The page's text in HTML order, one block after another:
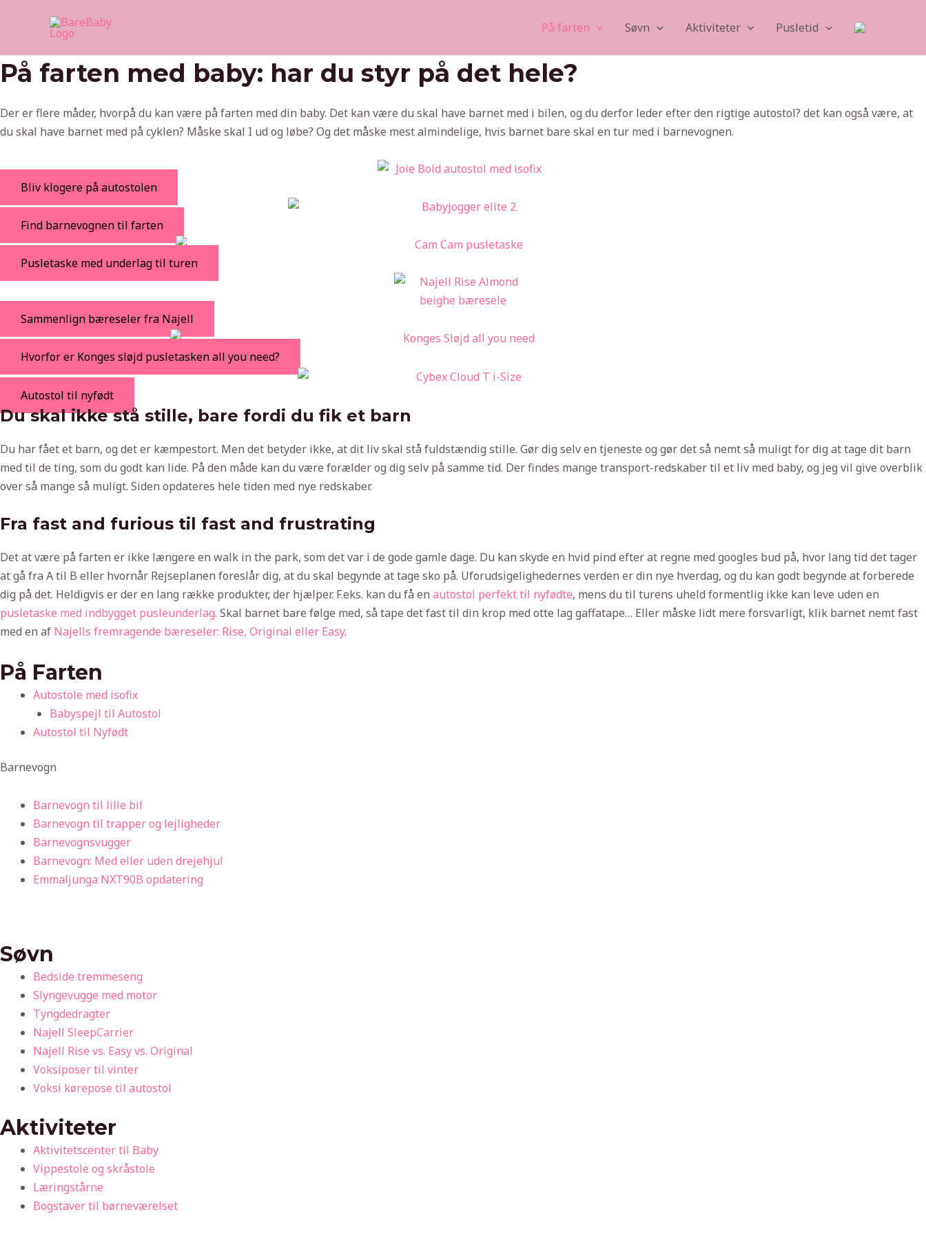
På farten Søvn Aktiviteter Pusletid
På farten med baby: har du styr på det hele?
Der er flere måder, hvorpå du kan være på farten med din baby. Det kan være du skal have barnet med i bilen, og du derfor leder efter den rigtige autostol? det kan også være, at
du skal have barnet med på cyklen? Måske skal I ud og løbe? Og det måske mest almindelige, hvis barnet bare skal en tur med i barnevognen.
Bliv klogere på autostolen
Find barnevognen til farten
Pusletaske med underlag til turen
Sammenlign bæreseler fra Najell
Hvorfor er Konges sløjd pusletasken all you need?
Autostol til nyfødt
Du skal ikke stå stille, bare fordi du fik et barn
Du har fået et barn, og det er kæmpestort. Men det betyder ikke, at dit liv skal stå fuldstændig stille. Gør dig selv en tjeneste og gør det så nemt så muligt for dig at tage dit barn
med til de ting, som du godt kan lide. På den måde kan du være forælder og dig selv på samme tid. Der findes mange transport-redskaber til et liv med baby, og jeg vil give overblik
over så mange så muligt. Siden opdateres hele tiden med nye redskaber.
Fra fast and furious til fast and frustrating
Det at være på farten er ikke længere en walk in the park, som det var i de gode gamle dage. Du kan skyde en hvid pind efter at regne med googles bud på, hvor lang tid det tager
at gå fra A til B eller hvornår Rejseplanen foreslår dig, at du skal begynde at tage sko på. Uforudsigelighedernes verden er din nye hverdag, og du kan godt begynde at forberede
dig på det. Heldigvis er der en lang række produkter, der hjælper. F.eks. kan du få en autostol perfekt til nyfødte, mens du til turens uheld formentlig ikke kan leve uden en
pusletaske med indbygget pusleunderlag. Skal barnet bare følge med, så tape det fast til din krop med otte lag gaffatape… Eller måske lidt mere forsvarligt, klik barnet nemt fast
med en af Najells fremragende bæreseler: Rise, Original eller Easy.
På Farten
Autostole med isofix
Babyspejl til Autostol
Autostol til Nyfødt
Barnevogn
Barnevogn til lille bil
Barnevogn til trapper og lejligheder
Barnevognsvugger
Barnevogn: Med eller uden drejehjul
Emmaljunga NXT90B opdatering
Søvn
Bedside tremmeseng
Slyngevugge med motor
Tyngdedragter
Najell SleepCarrier
Najell Rise vs. Easy vs. Original
Voksiposer til vinter
Voksi kørepose til autostol
Aktiviteter
Aktivitetscenter til Baby
Vippestole og skråstole
Læringstårne
Bogstaver til børneværelset